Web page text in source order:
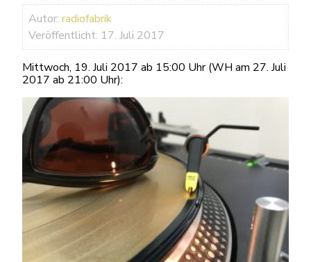
Autor: radiofabrik
Veröffentlicht: 17. Juli 2017
Mittwoch, 19. Juli 2017 ab 15:00 Uhr (WH am 27. Juli
2017 ab 21:00 Uhr):